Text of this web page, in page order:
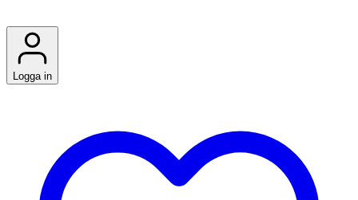
Logga in